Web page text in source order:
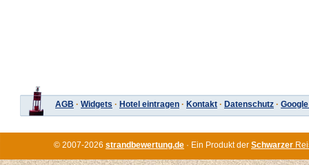
AGB · Widgets · Hotel eintragen · Kontakt · Datenschutz ·
© 2007-2026 strandbewertung.de · Ein Produkt der Schwarzer